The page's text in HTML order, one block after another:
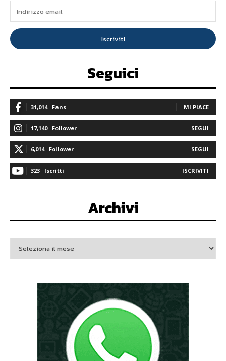
Iscriviti
Seguici
31,014 Fans MI PIACE
17,140 Follower SEGUI
6,014 Follower SEGUI
323 Iscritti ISCRIVITI
Archivi